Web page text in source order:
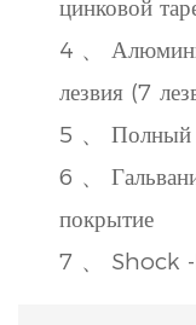
цинковой
4 、
лезвия (7
5 、 Полный
6 、
покрытие
7 、 Shock